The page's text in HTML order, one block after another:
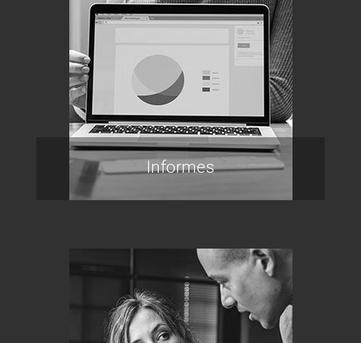
Informes